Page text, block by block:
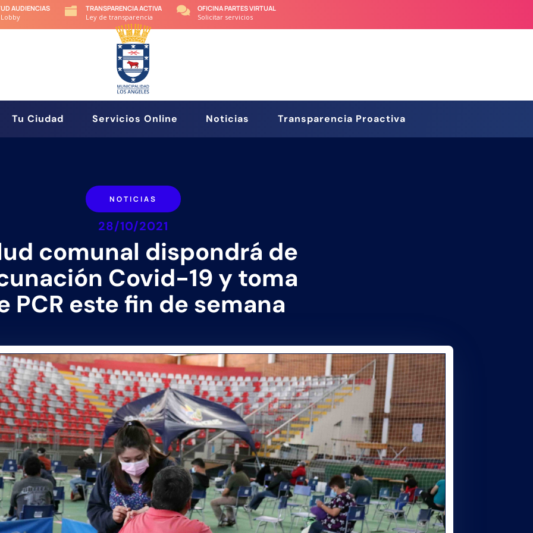
AUDIENCIAS

TRANSPARENCIA ACTIVA
Ley de transparencia

OFICINA PARTES VIRTUAL
Solicitar servicios
Tu Ciudad Servicios Online Noticias Transparencia Proactiva
NOTICIAS
28/10/2021
comunal dispondrá de
Covid-19 y toma
PCR este fin de semana